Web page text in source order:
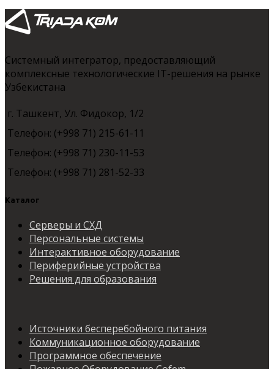
Системный интегратор, предоставляющий
комплексные технологические IT-решения на рынке
Узбекистана
г. Ташкент, Ул. Фидокор, 1/2
Телефон: (+998 71) 215-61-11
Телефон: (+998 71) 230-11-53
Телефон: (+998 71) 281-52-33
Каталог
Серверы и СХД
Персональные системы
Интерактивное оборудование
Периферийные устройства
Решения для образования
Источники бесперебойного питания
Коммуникационное оборудование
Программное обеспечение